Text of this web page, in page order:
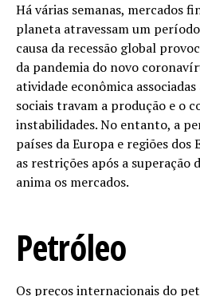
Há várias semanas, mercados
planeta atravessam um
causa da recessão global
da pandemia do novo
atividade econômica
sociais travam a produção e o
instabilidades. No entanto, a
países da Europa e regiões dos
as restrições após a superação
anima os mercados.
Petróleo
Os preços internacionais do